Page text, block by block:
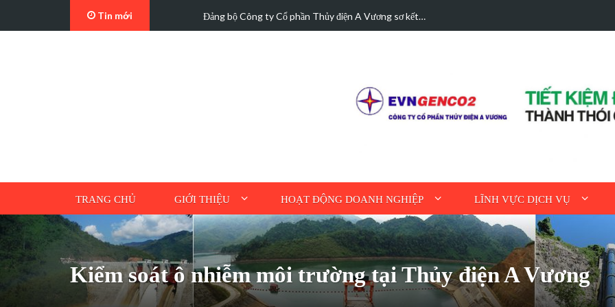
Tin mới Đảng bộ Công ty Cổ phần Thủy điện A Vương sơ kết…
TRANG CHỦ GIỚI THIỆU HOẠT ĐỘNG DOANH NGHIỆP LĨNH VỰC DỊCH VỤ
Kiểm soát ô nhiễm môi trường tại Thủy điện A Vương